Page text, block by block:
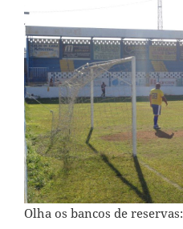
Olha os bancos de reservas: